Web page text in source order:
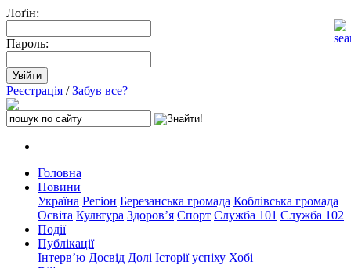
Лоґін:
Пароль:
Реєстрація /Забув все?
Головна
Новини
Україна Регіон Березанська громада Коблівська громада
Освіта Культура Здоров’я Спорт Служба 101 Служба 102
Події
Публікації
Інтерв’ю Досвід Долі Історії успіху Хобі